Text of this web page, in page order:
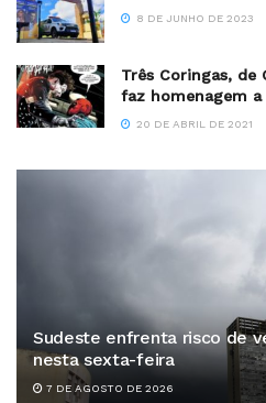
8 DE JUNHO DE 2023
Três Coringas, de
faz homenagem a
20 DE ABRIL DE 2021
Sudeste enfrenta risco de
nesta sexta-feira
7 DE AGOSTO DE 2026